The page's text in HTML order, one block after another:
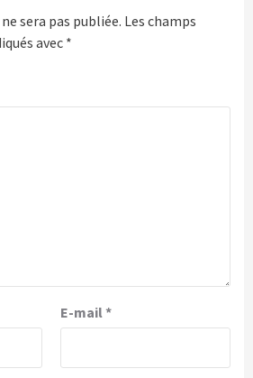
sera pas publiée. Les champs
avec *
E-mail*